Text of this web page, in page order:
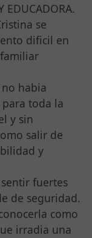
EDUCADORA.
se
dificil en
habia
toda la
y sin
salir de
y
fuertes
de seguridad.
como
irradia una